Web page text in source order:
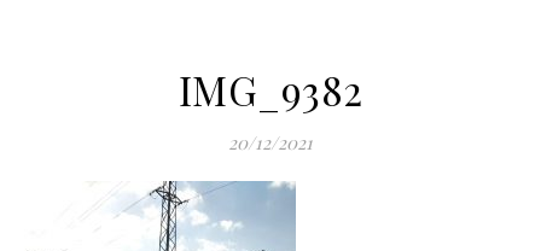
IMG_9382
20/12/2021